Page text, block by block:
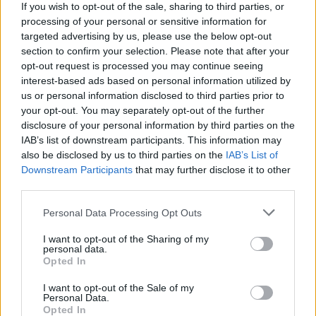
If you wish to opt-out of the sale, sharing to third parties, or
processing of your personal or sensitive information for
targeted advertising by us, please use the below opt-out
section to confirm your selection. Please note that after your
opt-out request is processed you may continue seeing
interest-based ads based on personal information utilized by
us or personal information disclosed to third parties prior to
your opt-out. You may separately opt-out of the further
disclosure of your personal information by third parties on the
IAB’s list of downstream participants. This information may
also be disclosed by us to third parties on the IAB’s List of
Downstream Participants that may further disclose it to other
Personal Data Processing Opt Outs
I want to opt-out of the Sharing of my
personal data.
Opted In
I want to opt-out of the Sale of my
Personal Data.
Opted In
παρούσες συνθήκεςβρέθηκε ένας διεθνής
χρηματοπιστωτικός οίκος(η ιταλική UniCredit)
διαθέσει 293 εκατ. ευρώ για να πάρει το 9% της
Alpha,ή το γεγονός ότι η συνολική ζήτηση μετοχών
Εθνικής ήταν 8πλάσια από την προσφορά.
Και οι δύο περιπτώσεις συναρτώνται προφανώς με
το τίμημα: Το ΤΧΣπούλησε “φτηνά”υπό την πίεση
και με παρότρυνση της κυβέρνησης, πουήθελε να
προχωρήσουν οπωσδήποτε οι
αποκρατικοποιήσεις
τραπεζών προκειμένου να
περαιτέρω το οικονομικό και επενδυτικό κλίμα.